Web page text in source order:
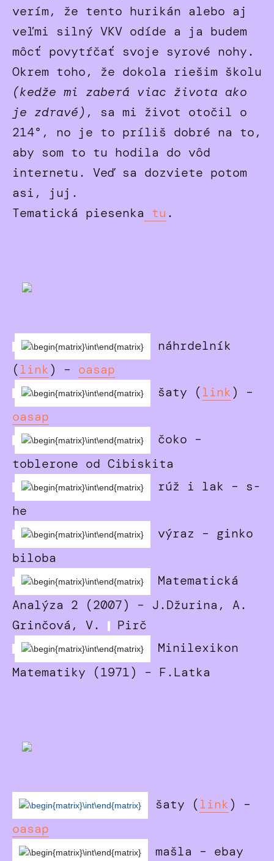
verím, že tento hurikán alebo aj
veľmi silný VKV odíde a ja budem
môcť povytŕčať svoje syrové nohy.
Okrem toho, že dokola riešim školu
(kedže mi zaberá viac života ako
je zdravé) , sa mi život otočil o
214°, no je to príliš dobré na to,
aby som to tu hodila do vôd
internetu. Veď sa dozviete potom
asi, juj.
Tematická piesenka tu.
náhrdelník
(link) – oasap
šaty (link) –
oasap
čoko –
toblerone od Cibiskita
rúž i lak – s-
he
výraz – ginko
biloba
Matematická
Analýza 2 (2007) – J.Džurina, A.
Grinčová, V.
Pirč
Minilexikon
Matematiky (1971) – F.Latka
šaty (link) –
oasap
mašla – ebay